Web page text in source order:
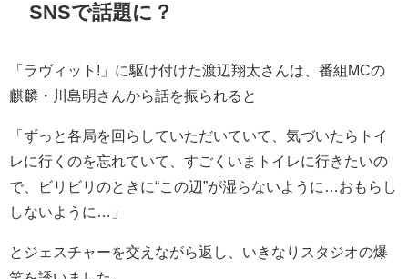
SNSで話題に？
「ラヴィット!」に駆け付けた渡辺翔太さんは、番組MCの
麒麟・川島明さんから話を振られると
「ずっと各局を回らしていただいていて、気づいたらトイ
レに行くのを忘れていて、すごくいまトイレに行きたいの
で、ビリビリのときに“この辺”が湿らないように…おもらし
しないように…」
とジェスチャーを交えながら返し、いきなりスタジオの爆